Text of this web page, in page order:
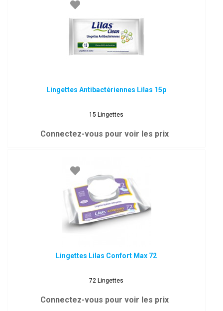
Lingettes Antibactériennes Lilas 15p
15 Lingettes
Connectez-vous pour voir les prix
Lingettes Lilas Confort Max 72
72 Lingettes
Connectez-vous pour voir les prix